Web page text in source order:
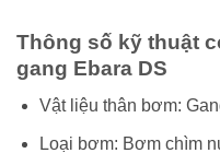
Thông số kỹ thuật
gang Ebara DS
Vật liệu thân bơm:
Loại bơm: Bơm chìm